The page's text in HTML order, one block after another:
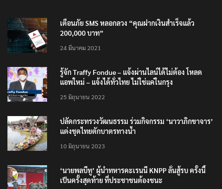
เตือนภัย SMS หลอกลวง “คุณฝากเงินสำเร็จแล้ว
200,000 บาท”
24 มีนาคม 2021
รู้จัก Traffy Fondue – แจ้งผ่านไลน์ได้ไม่ต้อง โหลด
แอพใหม่ – แจ้งได้ทั่วไทย ไม่ใช่แค่ในกรุง
25 มิถุนายน 2022
ปลัดกระทรวงวัฒนธรรม ร่วมกิจกรรม ‘นาวาภิกขาจาร’
แต่งชุดไทยตักบาตรทางน้ำ
10 มิถุนายน 2023
‘นายพลบีทู’ ผู้นำทหารคะเรนนี KNPP ลั่นสู้รบ ครั้งนี้
เป็นครั้งสุดท้าย ที่ประชาชนต้องชนะ